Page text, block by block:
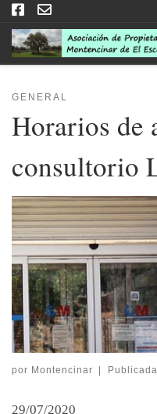
GENERAL
Horarios de
consultorio
por Montencinar Publicada
29/07/2020